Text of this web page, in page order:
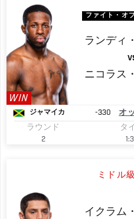
WIN
ファイト・オ
ランディ
ニコラス
ジャマイカ -330 オ
ラウンド
2
タ
ミドル
イクラム